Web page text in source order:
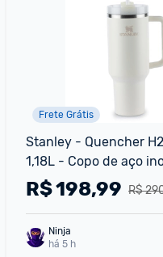
Frete Grátis
Stanley - Quencher
1,18L - Copo de aço
isolamento a vácuo
para água
R$
R$198,99
há 5 h